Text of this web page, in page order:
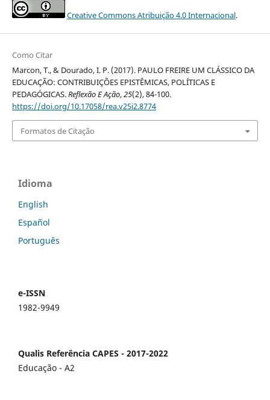
Creative Commons Atribuição 4.0 Internacional.
Como Citar
Marcon, T., & Dourado, I. P. (2017). PAULO FREIRE UM CLÁSSICO DA
EDUCAÇÃO: CONTRIBUIÇÕES EPISTÊMICAS, POLÍTICAS E
PEDAGÓGICAS.Reflexão E Ação,25(2), 84-100.
https://doi.org/10.17058/rea.v25i2.8774
Formatos de Citação
Idioma
English
Español
Português
e-ISSN
1982-9949
Qualis Referência CAPES - 2017-2022
Educação - A2